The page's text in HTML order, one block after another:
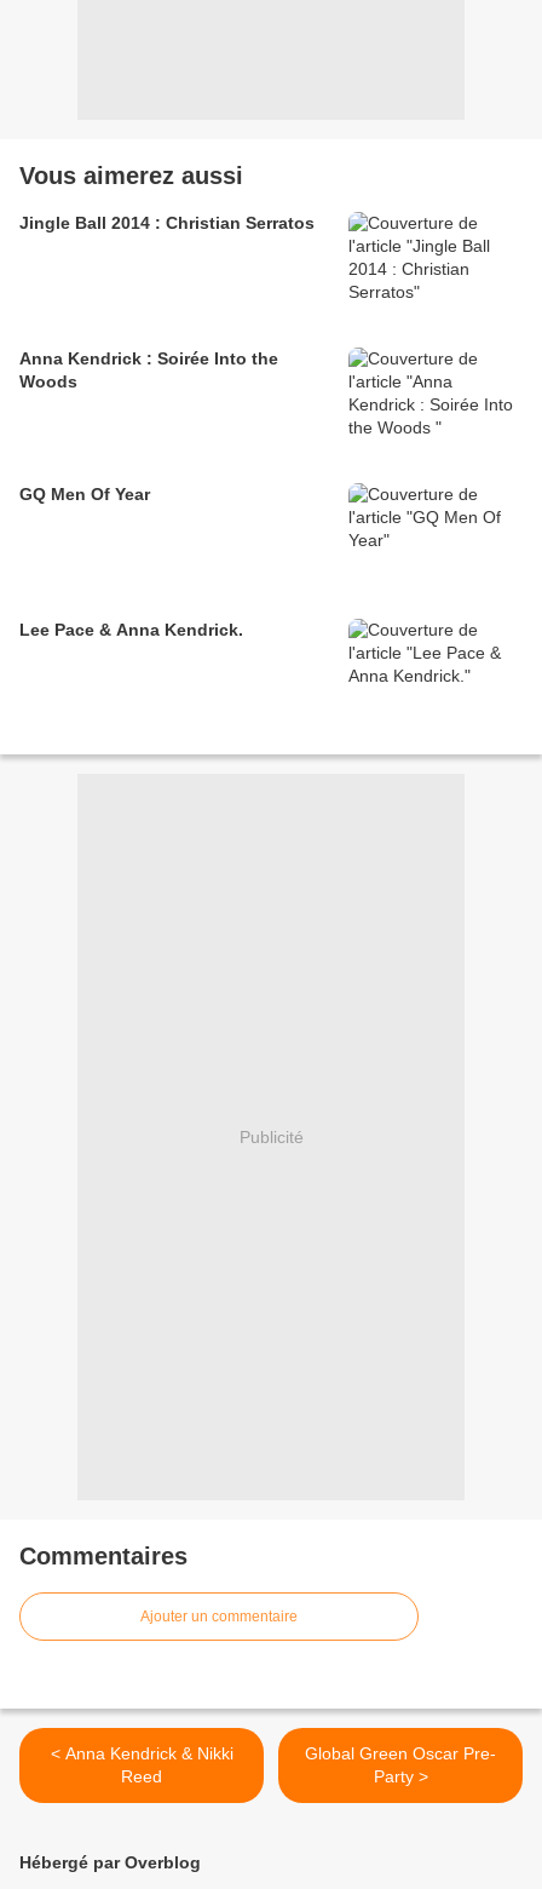
Vous aimerez aussi
Jingle Ball 2014 : Christian Serratos
Anna Kendrick : Soirée Into the
Woods
GQ Men Of Year
Lee Pace & Anna Kendrick.
Publicité
Commentaires
Ajouter un commentaire
< Anna Kendrick & Nikki
Reed
Global Green Oscar Pre-
Party >
Hébergé par Overblog